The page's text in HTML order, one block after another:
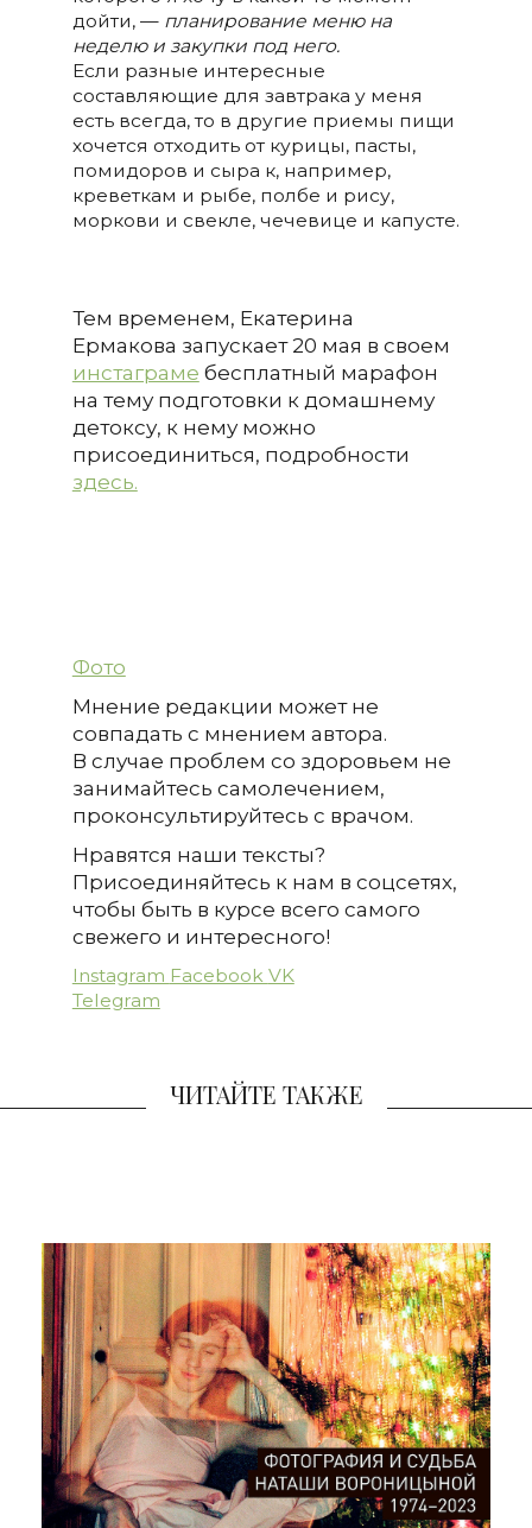
дойти, — планирование меню на
неделю и закупки под него.
Если разные интересные
составляющие для завтрака у меня
есть всегда, то в другие приемы пищи
хочется отходить от курицы, пасты,
помидоров и сыра к, например,
креветкам и рыбе, полбе и рису,
моркови и свекле, чечевице и капусте.
Тем временем, Екатерина
Ермакова запускает 20 мая в своем
инстаграме бесплатный марафон
на тему подготовки к домашнему
детоксу, к нему можно
присоединиться, подробности
здесь.
Фото
Мнение редакции может не
совпадать с мнением автора.
В случае проблем со здоровьем не
занимайтесь самолечением,
проконсультируйтесь с врачом.
Нравятся наши тексты?
Присоединяйтесь к нам в соцсетях,
чтобы быть в курсе всего самого
свежего и интересного!
Instagram Facebook VK
Telegram
ЧИТАЙТЕ ТАКЖЕ